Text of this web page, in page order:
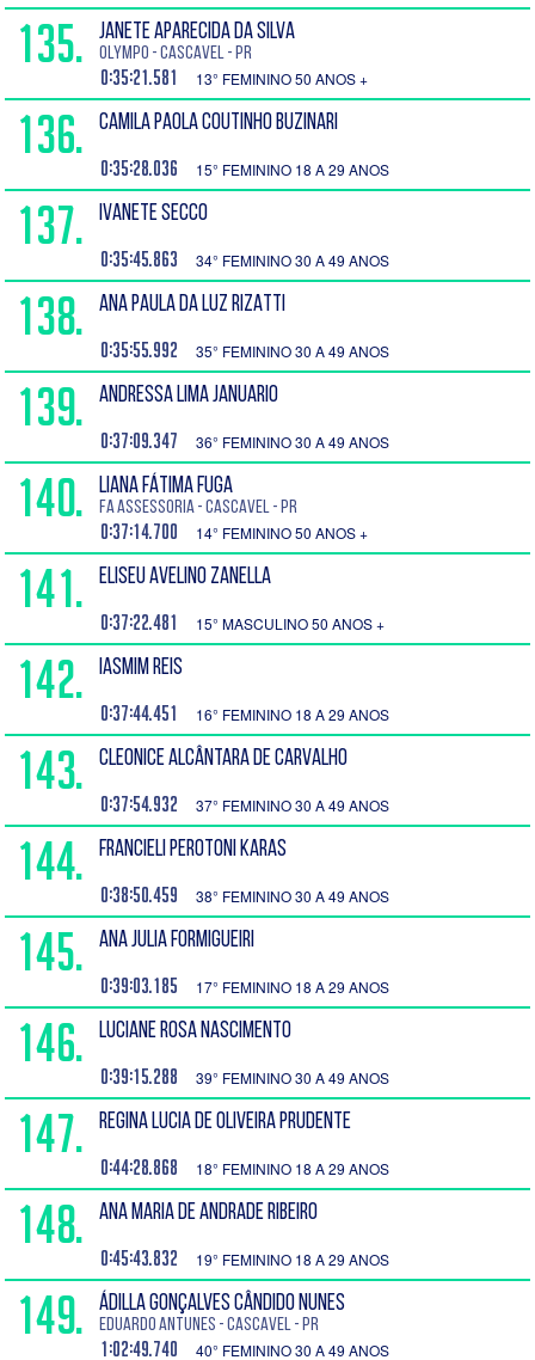
135. JANETE APARECIDA DA SILVA
Olympo - Cascavel - PR
0:35:21.581 13° FEMININO 50 ANOS +
136. CAMILA PAOLA COUTINHO BUZINARI
0:35:28.036 15° FEMININO 18 A 29 ANOS
137. IVANETE SECCO
0:35:45.863 34° FEMININO 30 A 49 ANOS
138. ANA PAULA DA LUZ RIZATTI
0:35:55.992 35° FEMININO 30 A 49 ANOS
139. ANDRESSA LIMA JANUARIO
0:37:09.347 36° FEMININO 30 A 49 ANOS
140. LIANA FÁTIMA FUGA
FA Assessoria - Cascavel - PR
0:37:14.700 14° FEMININO 50 ANOS +
141. ELISEU AVELINO ZANELLA
0:37:22.481 15° MASCULINO 50 ANOS +
142. IASMIM REIS
0:37:44.451 16° FEMININO 18 A 29 ANOS
143. CLEONICE ALCÂNTARA DE CARVALHO
0:37:54.932 37° FEMININO 30 A 49 ANOS
144. FRANCIELI PEROTONI KARAS
0:38:50.459 38° FEMININO 30 A 49 ANOS
145. ANA JULIA FORMIGUEIRI
0:39:03.185 17° FEMININO 18 A 29 ANOS
146. LUCIANE ROSA NASCIMENTO
0:39:15.288 39° FEMININO 30 A 49 ANOS
147. REGINA LUCIA DE OLIVEIRA PRUDENTE
0:44:28.868 18° FEMININO 18 A 29 ANOS
148. ANA MARIA DE ANDRADE RIBEIRO
0:45:43.832 19° FEMININO 18 A 29 ANOS
149. ÁDILLA GONÇALVES CÂNDIDO NUNES
EDUARDO ANTUNES - Cascavel - PR
1:02:49.740 40° FEMININO 30 A 49 ANOS